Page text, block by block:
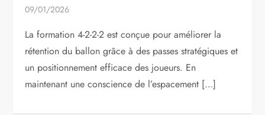
09/01/2026
La formation 4-2-2-2 est conçue pour améliorer la
rétention du ballon grâce à des passes stratégiques et
un positionnement efficace des joueurs. En
maintenant une conscience de l’espacement […]